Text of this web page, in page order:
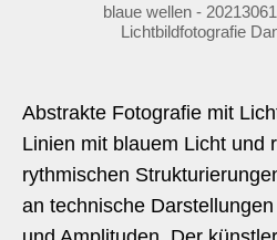
blaue wellen -
Lichtbildfotografie
Abstrakte Fotografie mit
Linien mit blauem Licht und
rythmischen
an technische